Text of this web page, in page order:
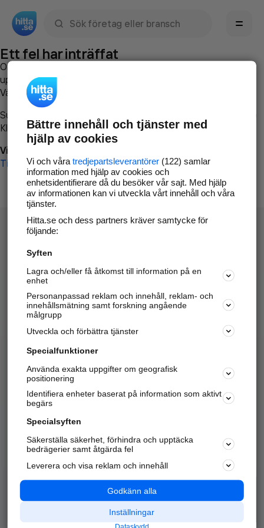
Ett fel har inträffat
Om du vill kan du
uppstod så att vi lättare och snabbare kan avhjälpa det.
Vänligen försök med följande:
Surfa till
Klicka påTillbaka-knappen i webbläsaren och försök igen
Vi beklagar besväret!
Till startsidan
Hitta.se - Gratis nummerupplysning.
Sök företag, personer och platser.
Hitta telefonnummer, adresser, företagsinfo mm.
Marknadsför företaget
Kom igång och annonsera mot
samarbetspartners nära dig.
Alla kategorier
Populära sökningar
API & Kartor
Annonsera
Integritet
Nödnummer
Bättre innehåll och tjänster med
hjälp av cookies
Vi och våra tredjepartsleverantörer(122) samlar
information med hjälp av cookies och
enhetsidentifierare då du besöker vår sajt. Med hjälp
av informationen kan vi utveckla vårt innehåll och våra
tjänster.
Hitta.se och dess partners kräver samtycke för
följande:
Syften
Lagra och/eller få åtkomst till information på en
enhet
Personanpassad reklam och innehåll, reklam- och
innehållsmätning samt forskning angående
målgrupp
Utveckla och förbättra tjänster
Specialfunktioner
Använda exakta uppgifter om geografisk
positionering
Identifiera enheter baserat på information som aktivt
begärs
Specialsyften
Säkerställa säkerhet, förhindra och upptäcka
bedrägerier samt åtgärda fel
Leverera och visa reklam och innehåll
Godkänn alla
Inställningar
Dataskydd